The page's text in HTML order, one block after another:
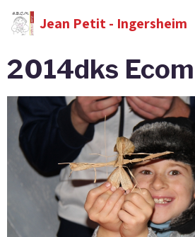
Jean Petit - Ingersheim
2014dks